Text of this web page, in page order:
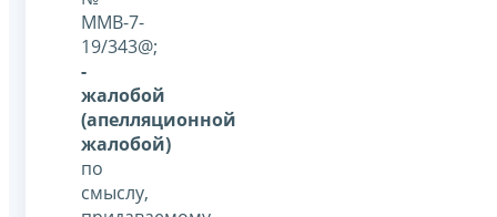
ММВ-7-
19/343@;
-
жалобой
(апелляционной
жалобой)
по
смыслу,